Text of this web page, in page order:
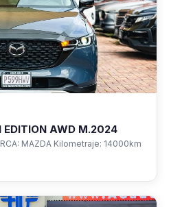
EDITION AWD M.2024
MAZDA Kilometraje: 14000km